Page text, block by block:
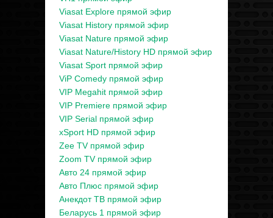
Viasat Explore прямой эфир
Viasat History прямой эфир
Viasat Nature прямой эфир
Viasat Nature/History HD прямой эфир
Viasat Sport прямой эфир
ViP Comedy прямой эфир
VIP Megahit прямой эфир
VIP Premiere прямой эфир
VIP Serial прямой эфир
xSport HD прямой эфир
Zee TV прямой эфир
Zoom TV прямой эфир
Авто 24 прямой эфир
Авто Плюс прямой эфир
Анекдот ТВ прямой эфир
Беларусь 1 прямой эфир